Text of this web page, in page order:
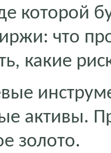
которой
что
какие
активы.
золото.